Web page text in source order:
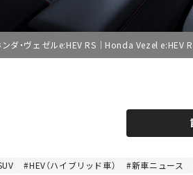
ンダ・ヴェゼルe:HEV RS｜Honda Vezel e:HEV
3
.
HEV（ハイブリッド車） 新車ニュース